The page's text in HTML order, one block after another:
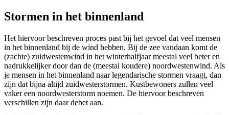
Stormen in het binnenland
Het hiervoor beschreven proces past bij het gevoel dat veel mensen
in het binnenland bij de wind hebben. Bij de zee vandaan komt de
(zachte) zuidwestenwind in het winterhalfjaar meestal veel beter en
nadrukkelijker door dan de (meestal koudere) noordwestenwind. Als
je mensen in het binnenland naar legendarische stormen vraagt, dan
zijn dat bijna altijd zuidwesterstormen. Kustbewoners zullen veel
vaker een noordwesterstorm noemen. De hiervoor beschreven
verschillen zijn daar debet aan.